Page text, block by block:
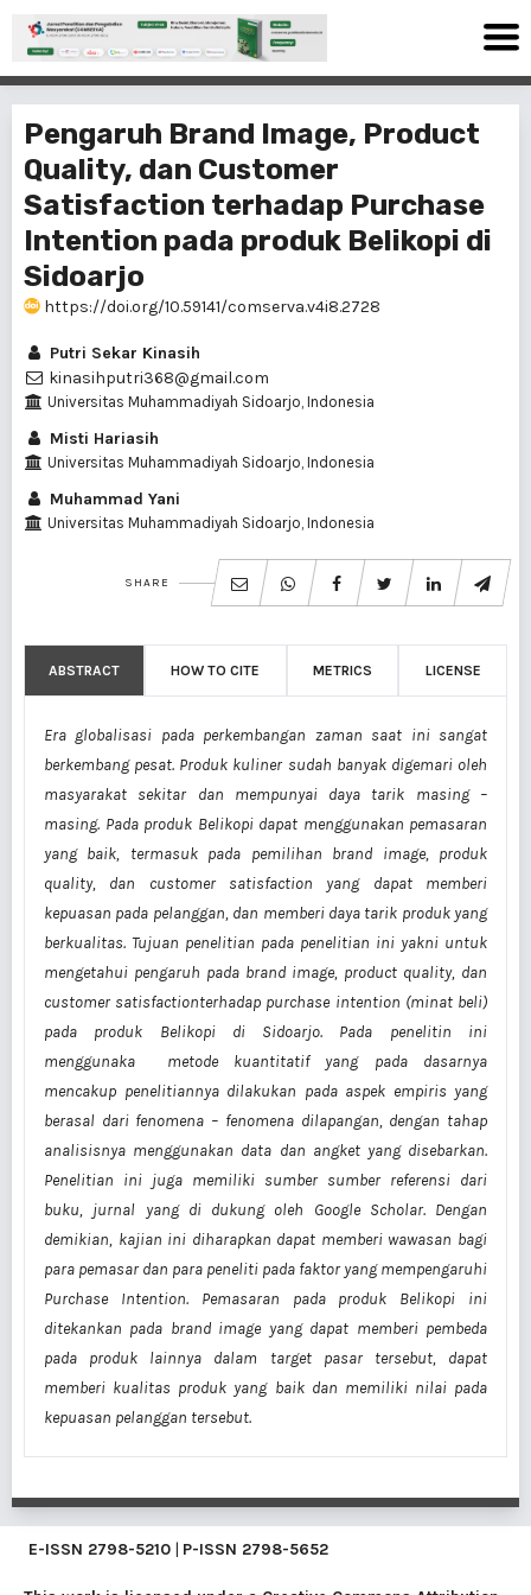
Pengaruh Brand Image, Product
Quality, dan Customer
Satisfaction terhadap Purchase
Intention pada produk Belikopi di
Sidoarjo
https://doi.org/10.59141/comserva.v4i8.2728
Putri Sekar Kinasih
kinasihputri368@gmail.com
Universitas Muhammadiyah Sidoarjo, Indonesia
Misti Hariasih
Universitas Muhammadiyah Sidoarjo, Indonesia
Muhammad Yani
Universitas Muhammadiyah Sidoarjo, Indonesia
SHARE
ABSTRACT HOW TO CITE METRICS LICENSE
Era globalisasi pada perkembangan zaman saat ini sangat
berkembang pesat. Produk kuliner sudah banyak digemari oleh
masyarakat sekitar dan mempunyai daya tarik masing –
masing. Pada produk Belikopi dapat menggunakan pemasaran
yang baik, termasuk pada pemilihan brand image, produk
quality, dan customer satisfaction yang dapat memberi
kepuasan pada pelanggan, dan memberi daya tarik produk yang
berkualitas. Tujuan penelitian pada penelitian ini yakni untuk
mengetahui pengaruh pada brand image, product quality, dan
customer satisfactionterhadap purchase intention (minat beli)
pada produk Belikopi di Sidoarjo. Pada penelitin ini
menggunaka metode kuantitatif yang pada dasarnya
mencakup penelitiannya dilakukan pada aspek empiris yang
berasal dari fenomena – fenomena dilapangan, dengan tahap
analisisnya menggunakan data dan angket yang disebarkan.
Penelitian ini juga memiliki sumber sumber referensi dari
buku, jurnal yang di dukung oleh Google Scholar. Dengan
demikian, kajian ini diharapkan dapat memberi wawasan bagi
para pemasar dan para peneliti pada faktor yang mempengaruhi
Purchase Intention. Pemasaran pada produk Belikopi ini
ditekankan pada brand image yang dapat memberi pembeda
pada produk lainnya dalam target pasar tersebut, dapat
memberi kualitas produk yang baik dan memiliki nilai pada
kepuasan pelanggan tersebut.
E-ISSN 2798-5210 | P-ISSN 2798-5652